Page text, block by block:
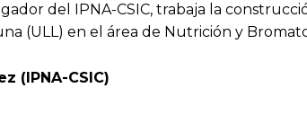
del IPNA-CSIC, trabaja la
(ULL) en el área de Nutrición y
(IPNA-CSIC)